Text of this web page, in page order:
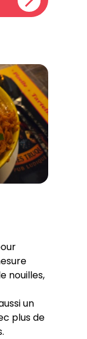
nouilles,
un
plus de